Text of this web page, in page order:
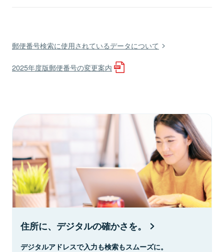
郵便番号検索に使用されているデータについて
2025年度版郵便番号の変更案内
住所に、デジタルの確かさを。
デジタルアドレスで入力も検索もスムーズに。